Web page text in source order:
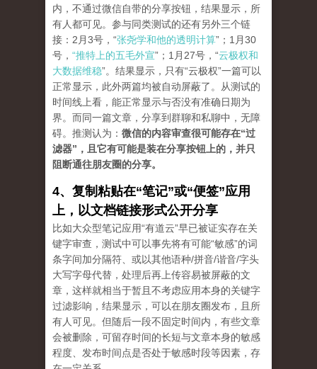
内，不通过微信自带的分享按钮，结果显示，所
有人都可见。参与同类测试的还有另外三个链
接：2月3号，“张尧学和他的透明计算”；1月30
号， “推特上的五毛外宣”；1月27号，“云极权和
大数据维稳”。结果显示，只有“云极权”一篇可以
正常显示，此外两篇均被自动屏蔽了。从测试的
时间线上看，能正常显示与否没有准确日期为
界。而同一篇文章，分享到群聊和私聊中，无障
碍。推测认为： 微信的内容审查很可能存在“过
滤器”，且它有可能是装在分享按钮上的，并只
阻断通往朋友圈的分享。
4、复制粘贴在“笔记”或“便签”应用
上，以文档链接形式公开分享
比如大众型笔记应用“有道云”早已被证实存在关
键字审查，测试中可以事先将有可能“敏感”的词
条字间加分隔符、或以其他语种/拼音/谐音/字头
大写字母代替，处理后再上传容易被屏蔽的文
章，这样就相当于暂且不考虑应用本身的关键字
过滤影响，结果显示，可以在朋友圈发布，且所
有人可见。但随后一段不固定时间内，有些文章
会被删除，可留存时间的长短与文章本身的敏感
程度、发布时间点是否处于敏感时段等因素，存